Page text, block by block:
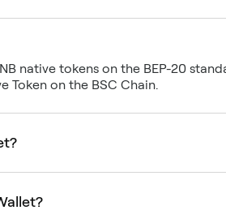
native tokens on the BEP-20
Token on the BSC Chain.